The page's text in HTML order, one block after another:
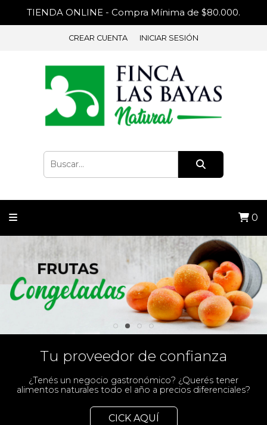
TIENDA ONLINE - Compra Mínima de $80.000.
CREAR CUENTA INICIAR SESIÓN
0
Tu proveedor de confianza
¿Tenés un negocio gastronómico? ¿Querés tener
alimentos naturales todo el año a precios diferenciales?
CICK AQUÍ